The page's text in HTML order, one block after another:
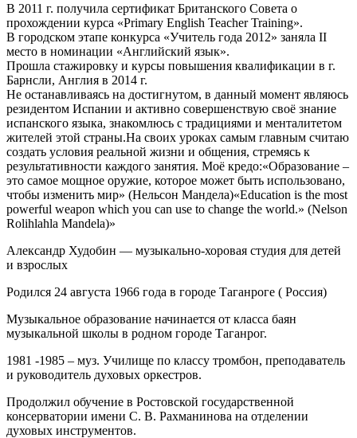
В 2011 г. получила сертификат Британского Совета о
прохождении курса «Primary English Teacher Training».
В городском этапе конкурса «Учитель года 2012» заняла ІІ
место в номинации «Английский язык».
Прошла стажировку и курсы повышения квалификации в г.
Барнсли, Англия в 2014 г.
Не останавливаясь на достигнутом, в данный момент являюсь
резидентом Испании и активно совершенствую своё знание
испанского языка, знакомлюсь с традициями и менталитетом
жителей этой страны.На своих уроках самым главным считаю
создать условия реальной жизни и общения, стремясь к
результативности каждого занятия. Моё кредо:«Образование –
это самое мощное оружие, которое может быть использовано,
чтобы изменить мир» (Нельсон Мандела)«Education is the most
powerful weapon which you can use to change the world.» (Nelson
Rolihlahla Mandela)»
Александр Худобин — музыкально-хоровая студия для детей
и взрослых
Родился 24 августа 1966 года в городе Таганроге ( Россия)
Музыкальное образование начинается от класса баян
музыкальной школы в родном городе Таганрог.
1981 -1985 – муз. Училище по классу тромбон, преподаватель
и руководитель духовых оркестров.
Продолжил обучение в Ростовской государственной
консерватории имени С. В. Рахманинова на отделении
духовых инструментов.